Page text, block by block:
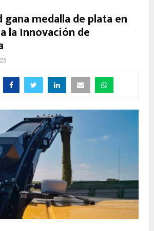
gana medalla de plata en
la Innovación de